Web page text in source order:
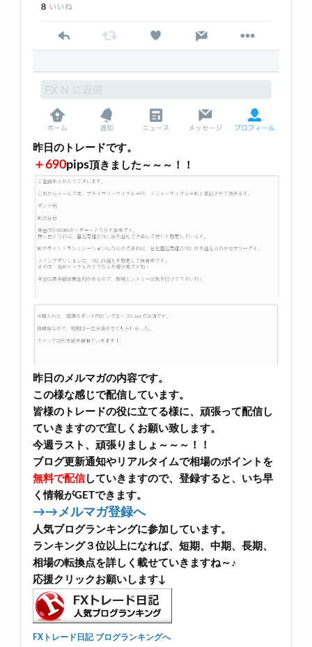
昨日のトレードです。
＋690pips頂きました～～～！！
昨日のメルマガの内容です。
この様な感じで配信しています。
皆様のトレードの役に立てる様に、頑張って配信し
ていきますので宜しくお願い致します。
今週ラスト、頑張りましょ～～～！！
ブログ更新通知やリアルタイムで相場のポイントを
無料で配信していきますので、登録すると、いち早
く情報がGETできます。
→→メルマガ登録へ
人気ブログランキングに参加しています。
ランキング３位以上になれば、短期、中期、長期、
相場の転換点を詳しく載せていきますね～♪
応援クリックお願いします↓
FXトレード日記 ブログランキングへ